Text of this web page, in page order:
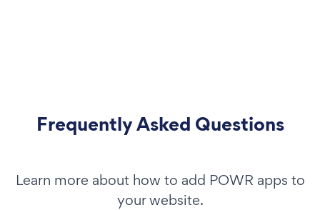
Frequently Asked Questions
Learn more about how to add POWR apps to
your website.